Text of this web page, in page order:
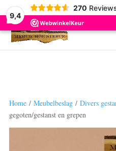
9,4
270
Home/ Meubelbeslag/ Divers
gegoten/gestanst en grepen